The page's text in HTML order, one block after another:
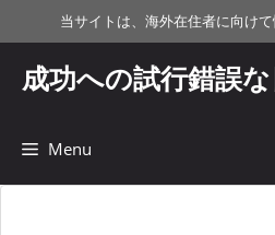
ン
当サイトは、海外在住者に向けて
成功への試行錯誤な
Menu